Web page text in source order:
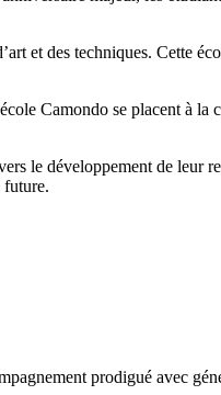
et des techniques. Cette
Camondo se placent à la
le développement de leur
future.
prodigué avec